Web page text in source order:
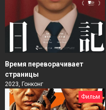
Время переворачивает
страницы
2023, Гонконг
Фильм